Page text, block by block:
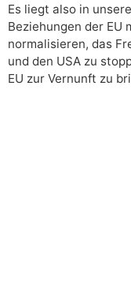
Es liegt also in
Beziehungen der EU
normalisieren, das
und den USA zu
EU zur Vernunft zu